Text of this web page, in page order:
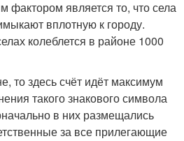
является то, что села
вплотную к городу.
колеблется в районе 1000
то здесь счёт идёт максимум
такого знакового символа
в них размещались
за все прилегающие